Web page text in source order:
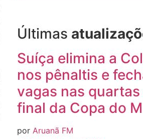
Últimas
Suíça elimina a
nos pênaltis e
vagas nas
final da Copa do
por Aruanã FM